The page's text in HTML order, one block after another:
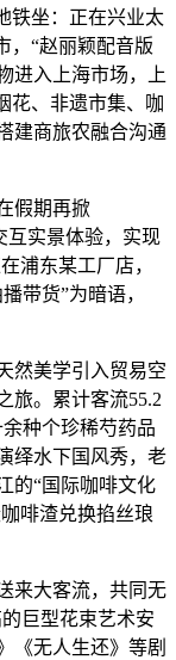
铁坐：正在兴业太
，“赵丽颖配音版
进入上海市场，上
花、非遗市集、咖
建商旅农融合沟通
假期再掀
互实景体验，实现
浦东某工厂店，
带货”为暗语，
美学引入贸易空
旅。累计客流55.2
种个珍稀芍药品
绎水下国风秀，老
的“国际咖啡文化
啡渣兑换掐丝琅
大客流，共同无
巨型花束艺术安
《无人生还》等剧